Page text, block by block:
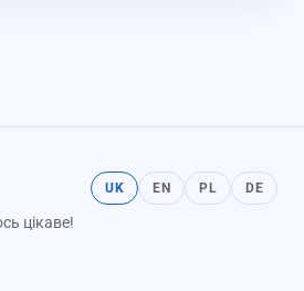
цікаве!
UK EN PL DE